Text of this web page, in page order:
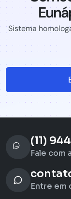
Sistema
(11)
Fale com
Entre em